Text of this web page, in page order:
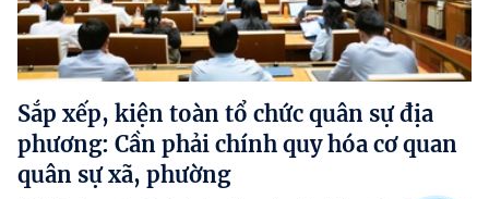
Sắp xếp, kiện toàn tổ chức quân sự địa
phương: Cần phải chính quy hóa cơ quan
quân sự xã, phường